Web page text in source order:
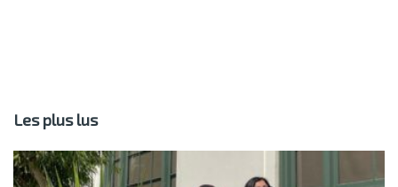
Les plus lus